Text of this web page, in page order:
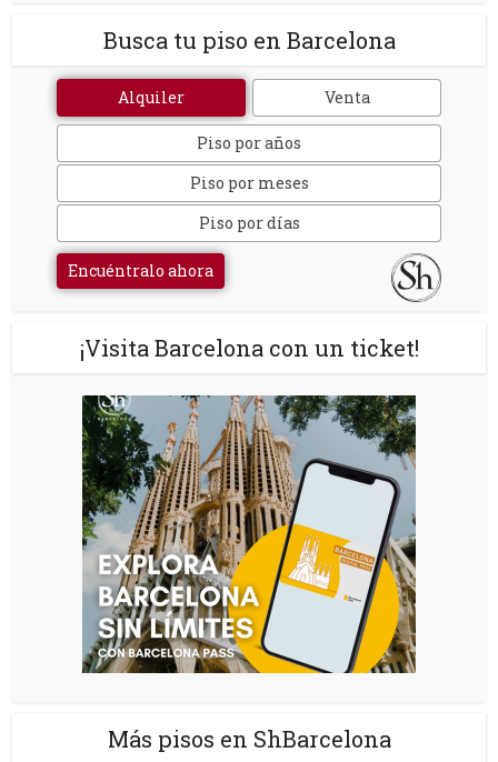
Busca tu piso en Barcelona
Alquiler Venta
Piso por años
Piso por meses
Piso por días
Encuéntralo ahora
¡Visita Barcelona con un ticket!
Más pisos en ShBarcelona